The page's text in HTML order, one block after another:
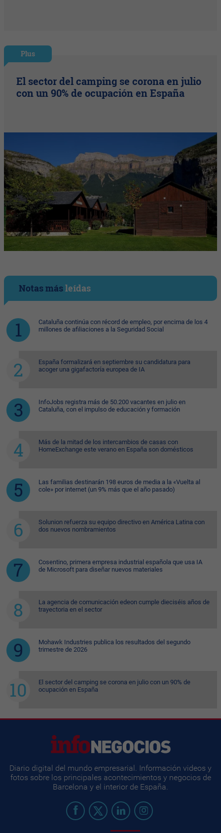
Plus
El sector del camping se corona en julio
con un 90% de ocupación en España
Notas másleídas
Cataluña continúa con récord de empleo, por encima de los 4
millones de afiliaciones a la Seguridad Social
España formalizará en septiembre su candidatura para
acoger una gigafactoría europea de IA
InfoJobs registra más de 50.200 vacantes en julio en
Cataluña, con el impulso de educación y formación
Más de la mitad de los intercambios de casas con
HomeExchange este verano en España son domésticos
Las familias destinarán 198 euros de media a la «Vuelta al
cole» por internet (un 9% más que el año pasado)
Solunion refuerza su equipo directivo en América Latina con
dos nuevos nombramientos
Cosentino, primera empresa industrial española que usa IA
de Microsoft para diseñar nuevos materiales
La agencia de comunicación edeon cumple dieciséis años de
trayectoria en el sector
Mohawk Industries publica los resultados del segundo
trimestre de 2026
El sector del camping se corona en julio con un 90% de
ocupación en España
Diario digital del mundo empresarial. Información videos y
fotos sobre los principales acontecimientos y negocios de
Barcelona y el interior de España.